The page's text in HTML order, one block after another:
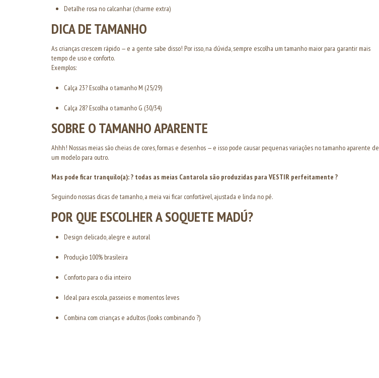
Detalhe rosa no calcanhar (charme extra)
DICA DE TAMANHO
As crianças crescem rápido — e a gente sabe disso! Por isso, na dúvida, sempre escolha um tamanho maior para garantir mais
tempo de uso e conforto.
Exemplos:
Calça 23? Escolha o tamanho M (25/29)
Calça 28? Escolha o tamanho G (30/34)
SOBRE O TAMANHO APARENTE
Ahhh! Nossas meias são cheias de cores, formas e desenhos — e isso pode causar pequenas variações no tamanho aparente de
um modelo para outro.
Mas pode ficar tranquilo(a): ? todas as meias Cantarola são produzidas para VESTIR perfeitamente ?
Seguindo nossas dicas de tamanho, a meia vai ficar confortável, ajustada e linda no pé.
POR QUE ESCOLHER A SOQUETE MADÚ?
Design delicado, alegre e autoral
Produção 100% brasileira
Conforto para o dia inteiro
Ideal para escola, passeios e momentos leves
Combina com crianças e adultos (looks combinando ?)